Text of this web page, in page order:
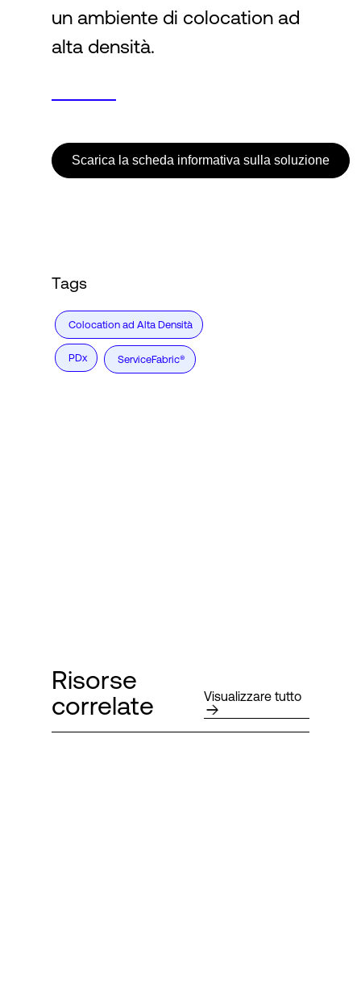
un ambiente di colocation ad
alta densità.
Scarica la scheda informativa sulla soluzione
Tags
Colocation ad Alta Densità
PDx ServiceFabric®
Risorse
correlate
Visualizzare tutto